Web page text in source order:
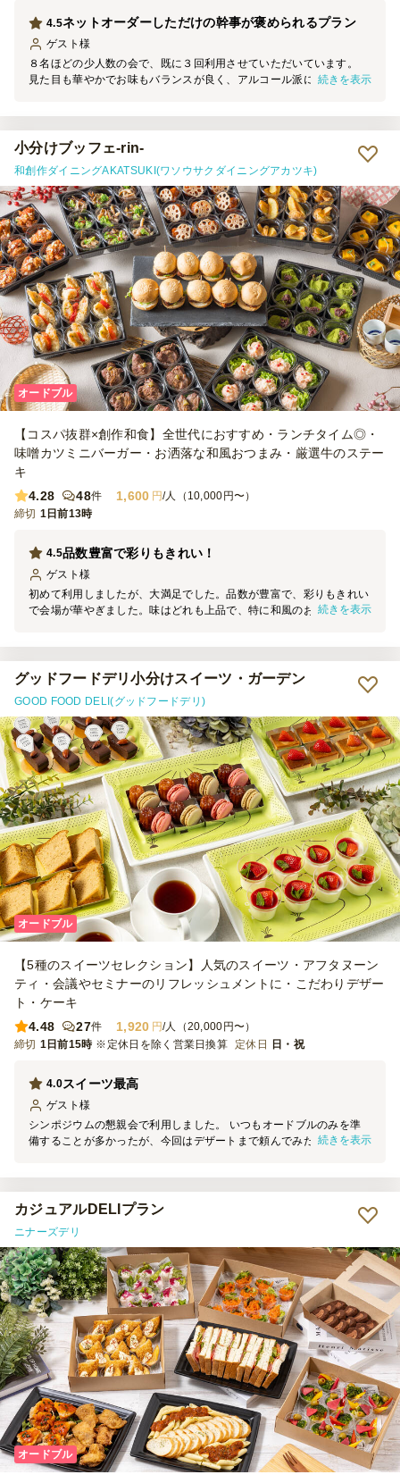
ネットオーダーしただけの幹事が褒められるプラン
4.5
ゲスト 様
８名ほどの少人数の会で、既に３回利用させていただいています。
見た目も華やかでお味もバランスが良く、アルコール派にもノンアル
まって楽しめます。 幹事としてはネットでポチっとオーダーするだ
けのお手軽さなのに毎回皆さんに褒められています。
続きを表示
小分けブッフェ-rin-
和創作ダイニングAKATSUKI(ワソウサクダイニングアカツキ)
オードブル
【コスパ抜群×創作和食】全世代におすすめ・ランチタイム◎・
味噌カツミニバーガー・お洒落な和風おつまみ・厳選牛のステー
キ
4.28
48件 1,600 円/人（10,000円〜）
締切 1日前13時
品数豊富で彩りもきれい！
4.5
ゲスト 様
初めて利用しましたが、大満足でした。品数が豊富で、彩りもきれい
で会場が華やぎました。味はどれも上品で、特に和風のお惣菜やお肉
続きを表示
グッドフードデリ小分けスイーツ・ガーデン
GOOD FOOD DELI(グッドフードデリ)
オードブル
【5種のスイーツセレクション】人気のスイーツ・アフタヌーン
ティ・会議やセミナーのリフレッシュメントに・こだわりデザー
ト・ケーキ
4.48
27件 1,920 円/人（20,000円〜）
締切 1日前15時 ※定休日を除く営業日換算 定休日 日・祝
スイーツ最高
4.0
ゲスト 様
シンポジウムの懇親会で利用しました。 いつもオードブルのみを準
備することが多かったが、今回はデザートまで頼んでみたところ、参
続きを表示
カジュアルDELIプラン
ニナーズデリ
オードブル